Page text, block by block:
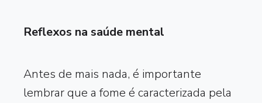
Reflexos na saúde mental
Antes de mais nada, é importante
lembrar que a fome é caracterizada pela